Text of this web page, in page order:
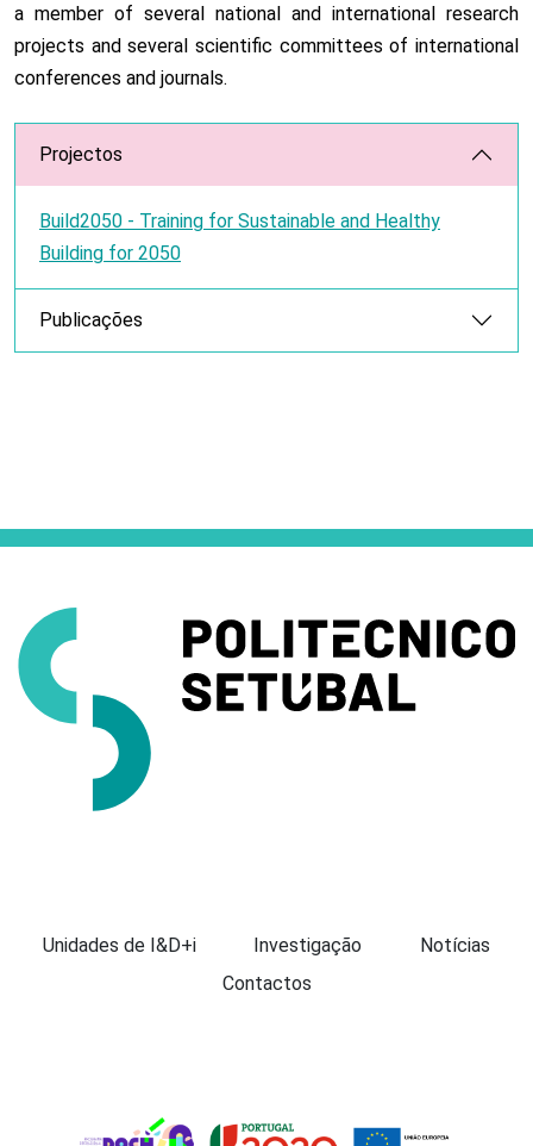
a member of several national and international research
projects and several scientific committees of international
conferences and journals.
Projectos
Build2050 - Training for Sustainable and Healthy
Building for 2050
Publicações
Apresentação
Unidades de I&D+i Investigação
Notícias
Contactos